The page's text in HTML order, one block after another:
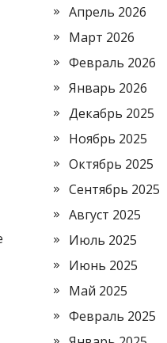
Апрель 2026
Март 2026
Февраль 2026
Январь 2026
Декабрь 2025
Ноябрь 2025
Октябрь 2025
Сентябрь 2025
Август 2025
Июль 2025
Июнь 2025
Май 2025
Февраль 2025